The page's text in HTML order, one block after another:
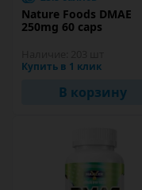
Nature Foods DMAE
250mg 60 caps
Купить в 1 клик
В корзину